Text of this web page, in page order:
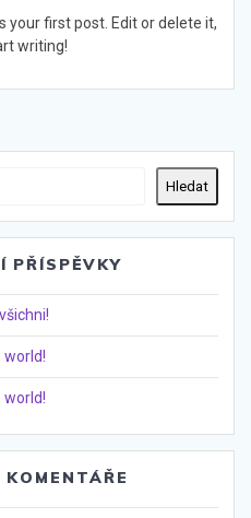
your first post. Edit or delete it,
writing!
Hledat
PŘÍSPĚVKY
world!
world!
KOMENTÁŘE